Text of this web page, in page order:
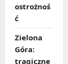
ostrożnoś
ć
Zielona
Góra:
tragiczne